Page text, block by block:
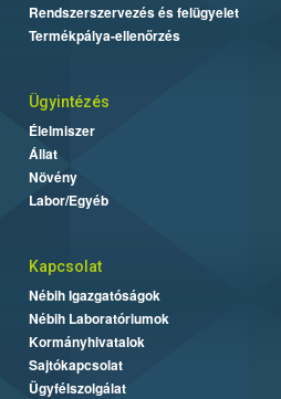
Rendszerszervezés és felügyelet
Termékpálya-ellenőrzés
Ügyintézés
Élelmiszer
Állat
Növény
Labor/Egyéb
Kapcsolat
Nébih Igazgatóságok
Nébih Laboratóriumok
Kormányhivatalok
Sajtókapcsolat
Ügyfélszolgálat